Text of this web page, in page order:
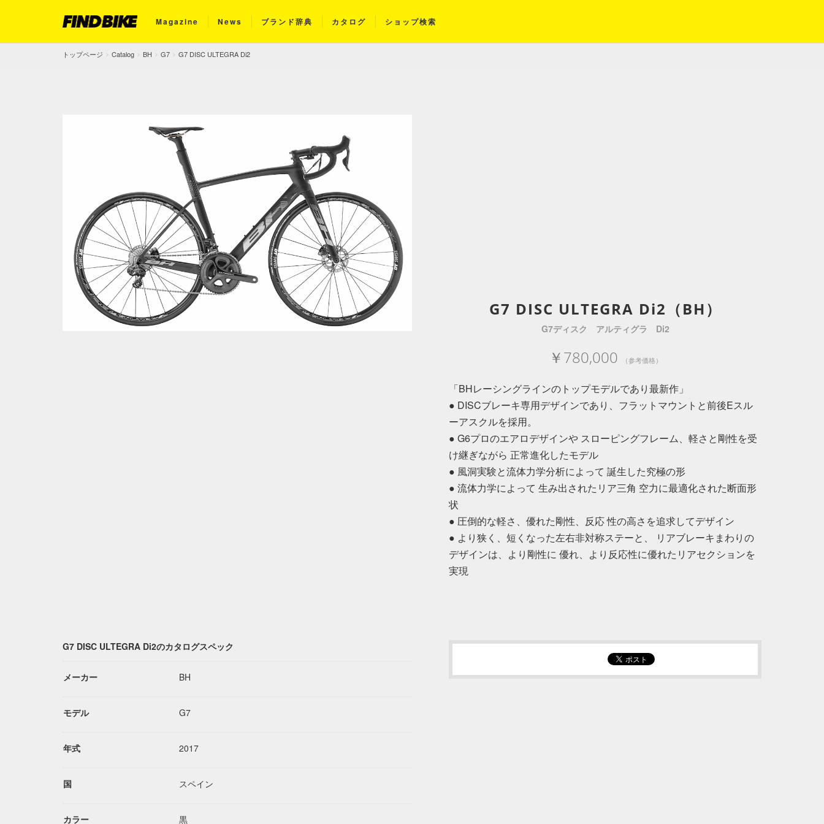
Magazine News ブランド辞典 カタログ ショップ検索
トップページ Catalog BH G7 G7 DISC ULTEGRA Di2
G7 DISC ULTEGRA Di2（BH）
G7ディスク アルティグラ Di2
￥780,000 （参考価格）
「BHレーシングラインのトップモデルであり最新作」
● DISCブレーキ専用デザインであり、フラットマウントと前後Eスル
ーアスクルを採用。
● G6プロのエアロデザインや スローピングフレーム、軽さと剛性を受
け継ぎながら 正常進化したモデル
● 風洞実験と流体力学分析によって 誕生した究極の形
● 流体力学によって 生み出されたリア三角 空力に最適化された断面形
状
● 圧倒的な軽さ、優れた剛性、反応 性の高さを追求してデザイン
● より狭く、短くなった左右非対称ステーと、 リアブレーキまわりの
デザインは、より剛性に 優れ、より反応性に優れたリアセクションを
実現
G7 DISC ULTEGRA Di2のカタログスペック
メーカー BH
モデル G7
年式 2017
国 スペイン
カラー 黒